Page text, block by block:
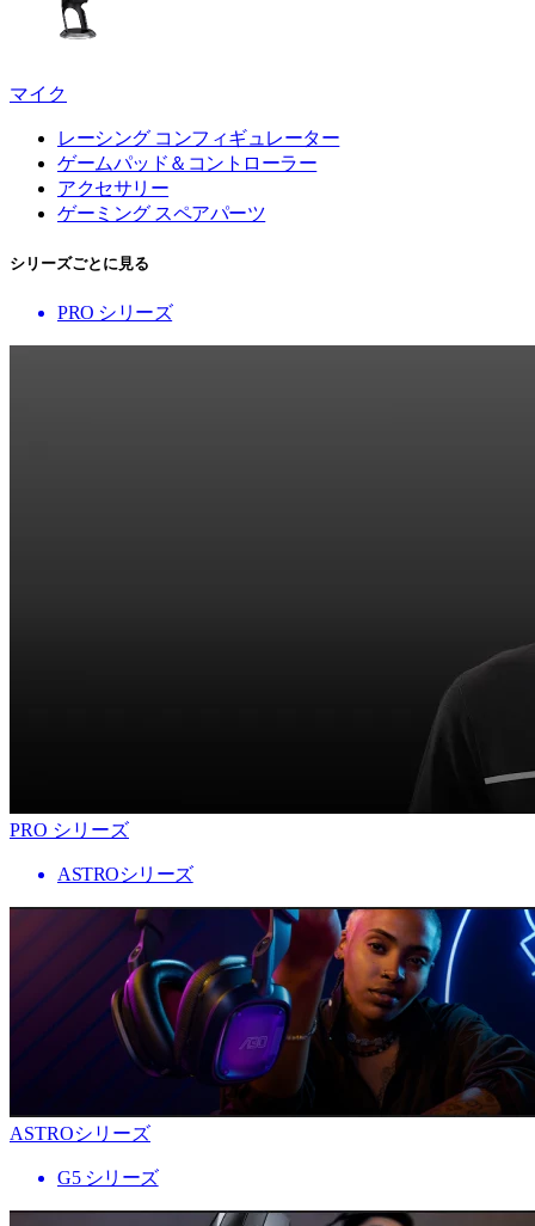
マイク
レーシング コンフィギュレーター
ゲームパッド＆コントローラー
アクセサリー
ゲーミング スペアパーツ
シリーズごとに見る
PRO シリーズ
PRO シリーズ
ASTROシリーズ
ASTROシリーズ
G5 シリーズ